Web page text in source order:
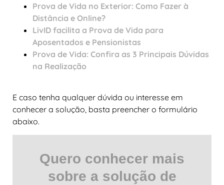
Prova de Vida no Exterior: Como Fazer à
Distância e Online?
LivID facilita a Prova de Vida para
Aposentados e Pensionistas
Prova de Vida: Confira as 3 Principais Dúvidas
na Realização
E caso tenha qualquer dúvida ou interesse em
conhecer a solução, basta preencher o formulário
abaixo.
Quero conhecer mais
sobre a solução de